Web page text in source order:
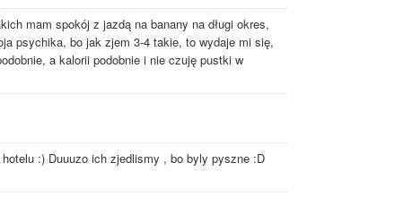
mam spokój z jazdą na banany na długi okres,
psychika, bo jak zjem 3-4 takie, to wydaje mi się,
a kalorii podobnie i nie czuję pustki w
:) Duuuzo ich zjedlismy , bo byly pyszne :D